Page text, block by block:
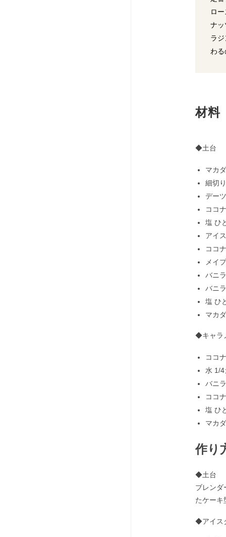
ロ
ナッ
ラ
わ
材料
◆土台
マカ
細切
デー
ココ
塩 ひ
アイ
ココ
メイ
バニ
バニ
塩 ひ
マカ
◆キャラ
ココ
水 1/4
バニ
ココ
塩 ひ
マカ
作り
◆土台
ブレンダ
たケーキ
◆アイス